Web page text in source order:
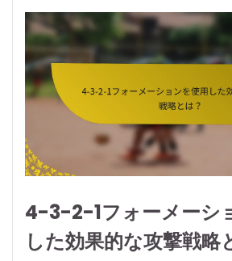
4-3-2-1フォーメーシ
した効果的な攻撃戦略